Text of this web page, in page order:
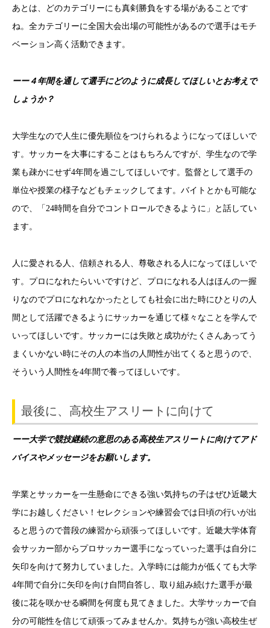
あとは、どのカテゴリーにも真剣勝負をする場があることです
ね。 全カテゴリーに全国大会出場の可能性があるので選手はモチ
ベーション高く活動できます。
ーー４年間を通して選手にどのように成長してほしいとお考えで
しょうか？
大学生なので人生に優先順位をつけられるようになってほしいで
す。 サッカーを大事にすることはもちろんですが、学生なので学
業も疎かにせず4年間を過ごしてほしいです。 監督として選手の
単位や授業の様子などもチェックしてます。 バイトとかも可能な
ので、「24時間を自分でコントロールできるように」と話してい
ます。
人に愛される人、信頼される人、尊敬される人になってほしいで
す。 プロになれたらいいですけど、プロになれる人はほんの一握
りなのでプロになれなかったとしても社会に出た時にひとりの人
間として活躍できるようにサッカーを通じて様々なことを学んで
いってほしいです。 サッカーには失敗と成功がたくさんあってう
まくいかない時にその人の本当の人間性が出てくると思うので、
そういう人間性を4年間で養ってほしいです。
最後に、高校生アスリートに向けて
ーー大学で競技継続の意思のある高校生アスリートに向けてアド
バイスやメッセージをお願いします。
学業とサッカーを一生懸命にできる強い気持ちの子はぜひ近畿大
学にお越しください！ セレクションや練習会では日頃の行いが出
ると思うので普段の練習から頑張ってほしいです。 近畿大学体育
会サッカー部からプロサッカー選手になっていった選手は自分に
矢印を向けて努力していました。
入学時には能力が低くても大学
4年間で自分に矢印を向け自問自答し、取り組み続けた選手が最
後に花を咲かせる瞬間を何度も見てきました。大学サッカーで自
分の可能性を信じて頑張ってみませんか。気持ちが強い高校生ぜ